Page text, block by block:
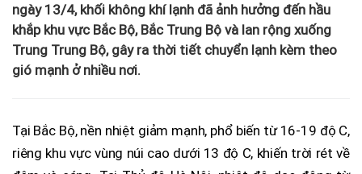
ngày 13/4, khối không khí lạnh đã ảnh hưởng đến hầu
khắp khu vực Bắc Bộ, Bắc Trung Bộ và lan rộng xuống
Trung Trung Bộ, gây ra thời tiết chuyển lạnh kèm theo
gió mạnh ở nhiều nơi.
Tại Bắc Bộ, nền nhiệt giảm mạnh, phổ biến từ 16-19 độ C,
riêng khu vực vùng núi cao dưới 13 độ C, khiến trời rét về